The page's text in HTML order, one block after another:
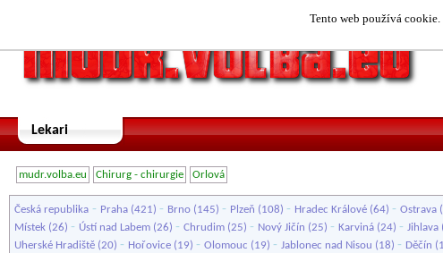
Tento web používá
Lekari
mudr.volba.eu Chirurg - chirurgie Orlová
Česká republika - Praha (421) - Brno (145) - Plzeň (108) - Hradec Králové (64) - Ostrava
Místek (26) - Ústí nad Labem (26) - Chrudim (25) - Nový Jičín (25) - Karviná (24) - Jihlava
Uherské Hradiště (20) - Hořovice (19) - Olomouc (19) - Jablonec nad Nisou (18) - Děčín